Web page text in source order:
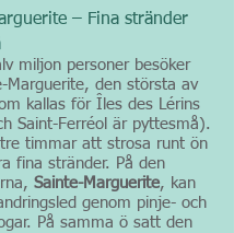
– Fina stränder
miljon personer besöker
Marguerite, den största av
kallas för Îles des Lérins
Saint-Ferréol är pyttesmå).
timmar att strosa runt ön
fina stränder. På den
Sainte-Marguerite, kan
genom pinje- och
På samma ö satt den